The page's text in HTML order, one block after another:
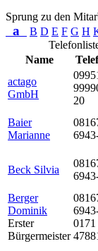
Sprung zu den
a B D E F G H
Name
actago
GmbH
20
Baier
Marianne
Beck Silvia
Berger
Dominik
Erster
Bürgermeister
0171